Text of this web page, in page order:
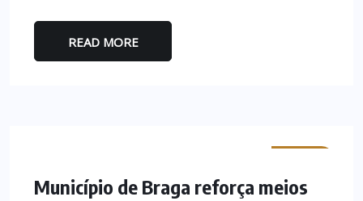
READ MORE
Município de Braga reforça meios